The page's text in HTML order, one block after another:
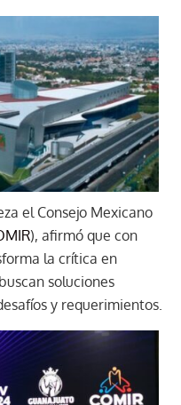
el Consejo Mexicano
), afirmó que con
la crítica en
soluciones
y requerimientos.